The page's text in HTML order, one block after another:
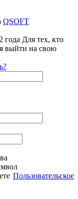
QSOFT
года Для тех, кто
выйти на свою
Пользовательское